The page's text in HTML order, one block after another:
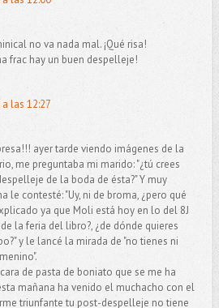
no va nada mal. ¡Qué risa!
frac hay un buen despelleje!
las 12:27
ayer tarde viendo imágenes de la
me preguntaba mi marido: "¿tú crees
de la boda de ésta?" Y muy
le contesté: "Uy, ni de broma, ¿pero qué
ya que Moli está hoy en lo del 8J
la feria del libro?, ¿de dónde quieres
y le lancé la mirada de "no tienes ni
de pasta de boniato que se me ha
mañana ha venido el muchacho con el
triunfante tu post-despelleje no tiene